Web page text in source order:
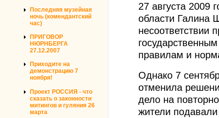
Последняя музейная
ночь (комендантский
час)
ПРИГОВОР
НЮРНБЕРГА
27.12.2007
Приходите на
демонстрацию 7
ноября!
Проект РОССИЯ - что
сказать о законности
митингов и гуляния 26
марта
27 августа 2009
области Галина
несоответствии
правилам и
Однако 7
отменила
дело на
жители